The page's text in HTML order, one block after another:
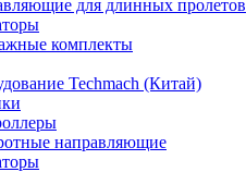
для длинных пролетов
комплекты
Techmach (Китай)
направляющие